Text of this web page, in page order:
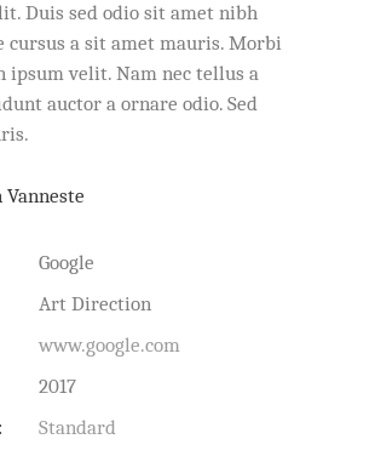
Duis sed odio sit amet nibh
cursus a sit amet mauris. Morbi
ipsum velit. Nam nec tellus a
auctor a ornare odio. Sed
Google
Art Direction
www.google.com
2017
Standard